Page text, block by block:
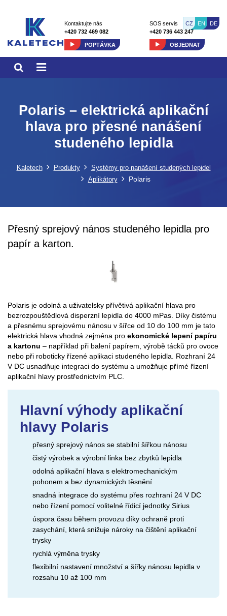
CZ EN DE
Kontaktujte nás
+420 732 469 082
POPTÁVKA
SOS servis
+420 736 443 247
OBJEDNAT
Polaris – elektrická aplikační
hlava pro přesné nanášení
studeného lepidla
Kaletech Produkty
Systémy pro nanášení studených lepidel
Aplikátory
Polaris
Přesný sprejový nános studeného lepidla pro
papír a karton.
Polaris je odolná a uživatelsky přívětivá aplikační hlava pro
bezrozpouštědlová disperzní lepidla do 4000 mPas. Díky čistému
a přesnému sprejovému nánosu v šířce od 10 do 100 mm je tato
elektrická hlava vhodná zejména pro ekonomické lepení papíru
a kartonu – například při balení papírem, výrobě tácků pro ovoce
nebo při roboticky řízené aplikaci studeného lepidla. Rozhraní 24
V DC usnadňuje integraci do systému a umožňuje přímé řízení
aplikační hlavy prostřednictvím PLC.
Hlavní výhody aplikační
hlavy Polaris
přesný sprejový nános se stabilní šířkou nánosu
čistý výrobek a výrobní linka bez zbytků lepidla
odolná aplikační hlava s elektromechanickým
pohonem a bez dynamických těsnění
snadná integrace do systému přes rozhraní 24 V DC
nebo řízení pomocí volitelné řídicí jednotky Sirius
úspora času během provozu díky ochraně proti
zasychání, která snižuje nároky na čištění aplikační
trysky
rychlá výměna trysky
flexibilní nastavení množství a šířky nánosu lepidla v
rozsahu 10 až 100 mm